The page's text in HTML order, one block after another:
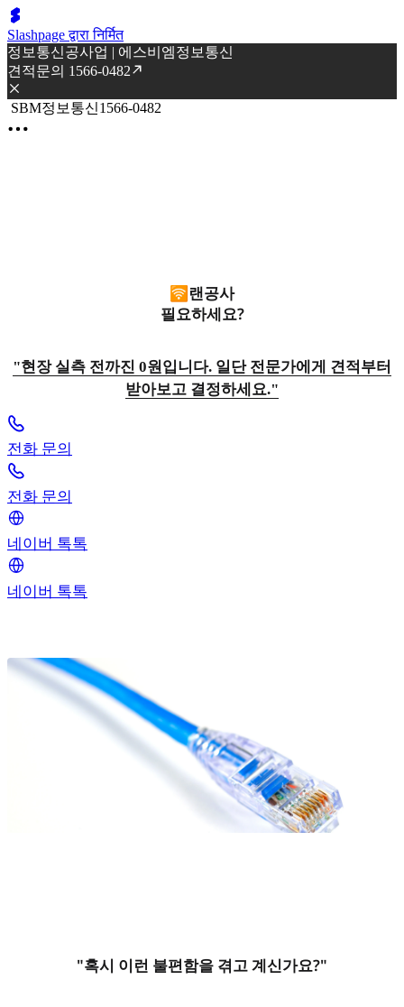
Slashpage द्वारा निर्मित
정보통신공사업 | 에스비엠정보통신
견적문의 1566-0482
SBM정보통신1566-0482
🛜랜공사
필요하세요?
"현장 실측 전까진 0원입니다. 일단 전문가에게 견적부터
받아보고 결정하세요."
전화 문의
전화 문의
네이버 톡톡
네이버 톡톡
"혹시 이런 불편함을 겪고 계신가요?"